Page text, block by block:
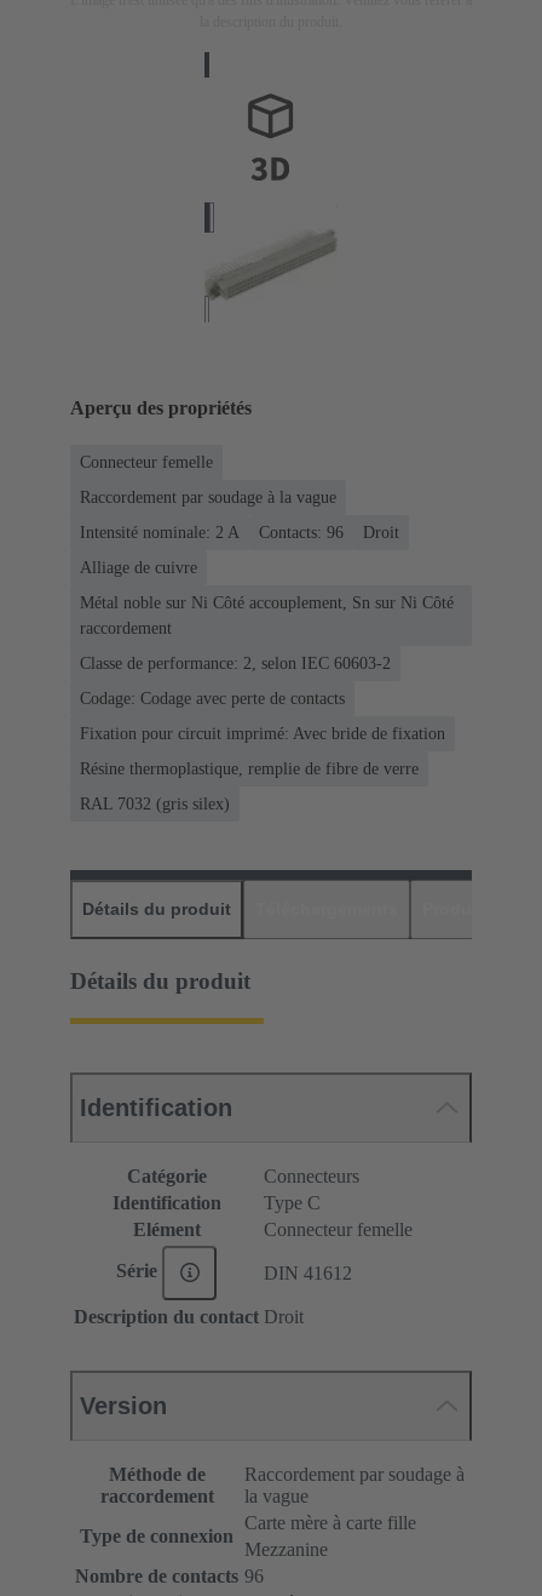
Aperçu des propriétés
Connecteur femelle
Raccordement par soudage à la vague
Intensité nominale: ‌2 A
Contacts: 96
Droit
Alliage de cuivre
Métal noble sur Ni Côté accouplement, Sn sur Ni Côté
raccordement
Classe de performance: 2, selon IEC 60603-2
Codage: Codage avec perte de contacts
Fixation pour circuit imprimé: Avec bride de fixation
Résine thermoplastique, remplie de fibre de verre
RAL 7032 (gris silex)
Détails du produit
Détails du produit
Identification
Catégorie
Connecteurs
Identification
Type C
Elément
Connecteur femelle
Série DIN 41612
Description du contact Droit
Version
Méthode de
raccordement
Raccordement par soudage à
la vague
Type de connexion
Carte mère à carte fille
Mezzanine
Nombre de contacts 96